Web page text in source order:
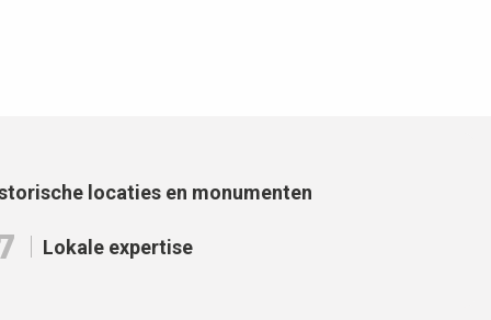
locaties en monumenten
Lokale expertise